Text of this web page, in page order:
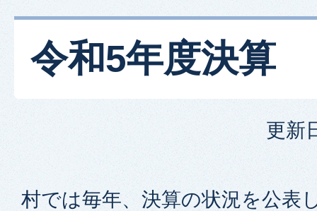
令和5年度決算
更新
村では毎年、決算の状況を公表